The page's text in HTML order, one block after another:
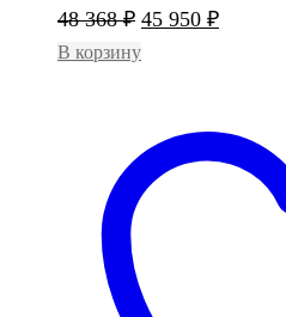
48 368₽ Первоначальная
составляла
45 950 ₽Текущая
В корзину